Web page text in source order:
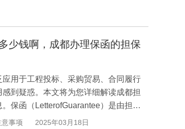
少钱啊，成都办理保函的担保
用于工程投标、采购贸易、合同履行
到疑惑。本文将为您详细解读成都担
保函（LetterofGuarantee）是由担保
事项 2025年03月18日